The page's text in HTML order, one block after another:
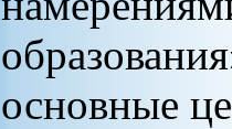
основные